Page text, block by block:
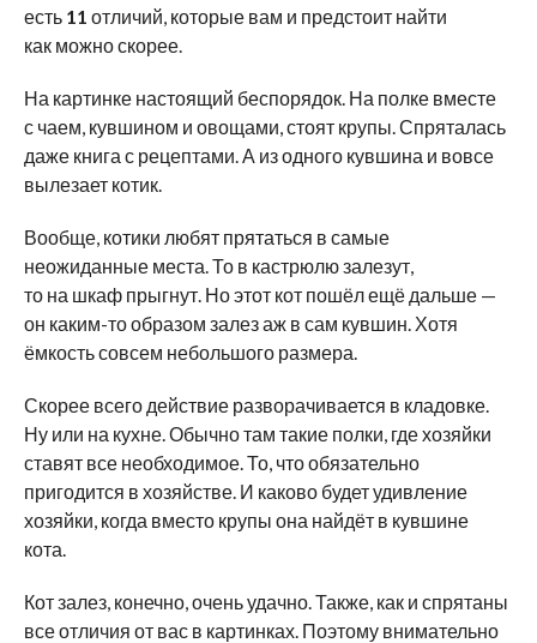
есть 11 отличий, которые вам и предстоит найти
как можно скорее.
На картинке настоящий беспорядок. На полке вместе
с чаем, кувшином и овощами, стоят крупы. Спряталась
даже книга с рецептами. А из одного кувшина и вовсе
вылезает котик.
Вообще, котики любят прятаться в самые
неожиданные места. То в кастрюлю залезут,
то на шкаф прыгнут. Но этот кот пошёл ещё дальше —
он каким-то образом залез аж в сам кувшин. Хотя
ёмкость совсем небольшого размера.
Скорее всего действие разворачивается в кладовке.
Ну или на кухне. Обычно там такие полки, где хозяйки
ставят все необходимое. То, что обязательно
пригодится в хозяйстве. И каково будет удивление
хозяйки, когда вместо крупы она найдёт в кувшине
кота.
Кот залез, конечно, очень удачно. Также, как и спрятаны
все отличия от вас в картинках. Поэтому внимательно